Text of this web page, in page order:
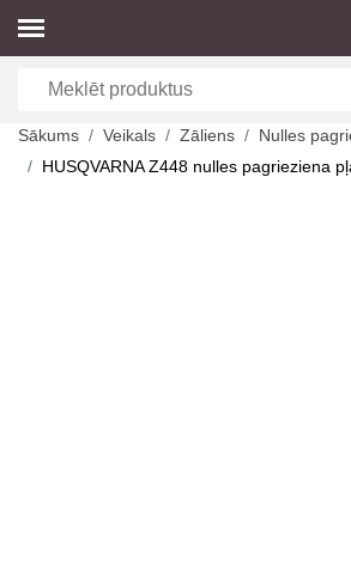
Sākums Veikals Zāliens
Nulles
HUSQVARNA Z448 nulles pagrieziena